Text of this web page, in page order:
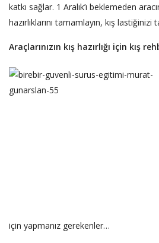
katkı sağlar. 1 Aralık’ı beklemeden
hazırlıklarını tamamlayın, kış lastiğinizi
Araçlarınızın kış hazırlığı için kış
için yapmanız gerekenler…